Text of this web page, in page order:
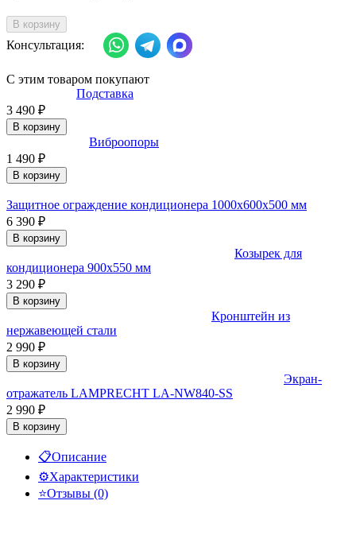
В корзину
Консультация:
С этим товаром покупают
Подставка
3 490 ₽
В корзину
Виброопоры
1 490 ₽
В корзину
Защитное ограждение кондиционера 1000х600х500 мм
6 390 ₽
В корзину
Козырек для
кондиционера 900x550 мм
3 290 ₽
В корзину
Кронштейн из
нержавеющей стали
2 990 ₽
В корзину
Экран-
отражатель LAMPRECHT LA-NW840-SS
2 990 ₽
В корзину
📋Описание
⚙️Характеристики
⭐Отзывы (0)